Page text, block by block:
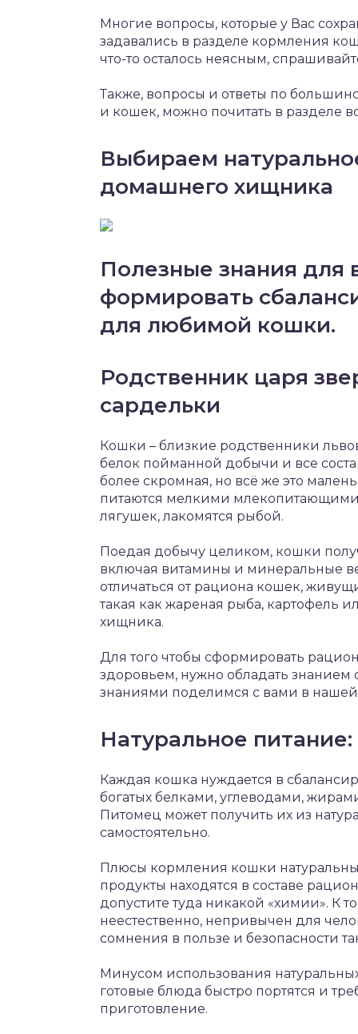
Многие вопросы, которые у Вас
задавались в разделе кормления
что-то осталось неясным,
Также, вопросы и ответы по
и кошек, можно почитать в разделе
Выбираем
домашнего хищника
Полезные знания для
формировать
для любимой кошки.
Родственник царя
сардельки
Кошки – близкие родственники
белок пойманной добычи и все
более скромная, но всё же это
питаются мелкими
лягушек, лакомятся рыбой.
Поедая добычу целиком, кошки
включая витамины и минеральные
отличаться от рациона кошек,
такая как жареная рыба, картофель
хищника.
Для того чтобы сформировать
здоровьем, нужно обладать
знаниями поделимся с вами в нашей
Натуральное
Каждая кошка нуждается в
богатых белками, углеводами,
Питомец может получить их из
самостоятельно.
Плюсы кормления кошки
продукты находятся в составе
допустите туда никакой «химии».
неестественно, непривычен для
сомнения в пользе и безопасности
Минусом использования
готовые блюда быстро портятся и
приготовление.